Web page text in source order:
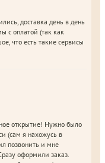
доставка день в день
с оплатой (так как
что есть такие сервисы
открытие! Нужно было
(сам я нахожусь в
позвонить и мне
оформили заказ.